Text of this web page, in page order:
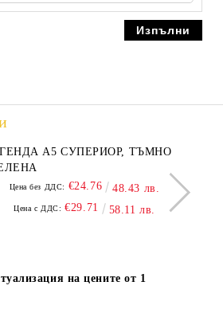
А5 СУПЕРИОР, ТЪМНО
Цена без ДДС: €24.76 48.43 лв.
Цена с ДДС: €29.71 58.11 лв.
на цените от 1